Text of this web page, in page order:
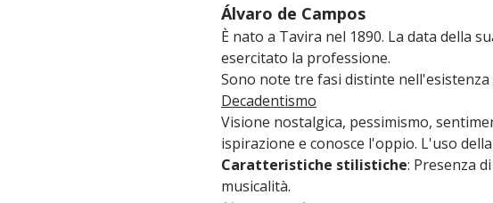
Álvaro de Campos
È nato a Tavira nel 1890. La data della
esercitato la professione.
Sono note tre fasi distinte nell'esistenza
Decadentismo
Visione nostalgica, pessimismo,
ispirazione e conosce l'oppio. L'uso
Caratteristiche stilistiche: Presenza
musicalità.